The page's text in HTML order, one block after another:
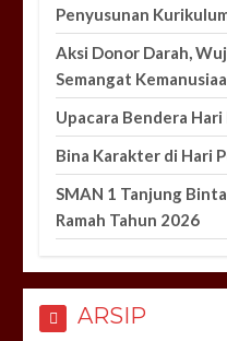
Penyusunan
Aksi Donor Darah,
Semangat
Upacara Bendera
Bina Karakter di Hari
SMAN 1 Tanjung
Ramah Tahun 2026
ARSIP